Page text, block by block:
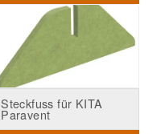
Steckfuss für KITA
Paravent